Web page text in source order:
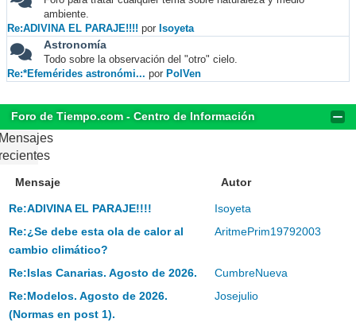
ambiente.
Re:ADIVINA EL PARAJE!!!! por Isoyeta
Astronomía
Todo sobre la observación del "otro" cielo.
Re:*Efemérides astronómi... por PolVen
Foro de Tiempo.com - Centro de Información
Mensaje Autor
Re:ADIVINA EL PARAJE!!!!
Isoyeta
Re:¿Se debe esta ola de calor al
cambio climático?
AritmePrim19792003
Re:Islas Canarias. Agosto de 2026.
CumbreNueva
Re:Modelos. Agosto de 2026.
(Normas en post 1).
Josejulio